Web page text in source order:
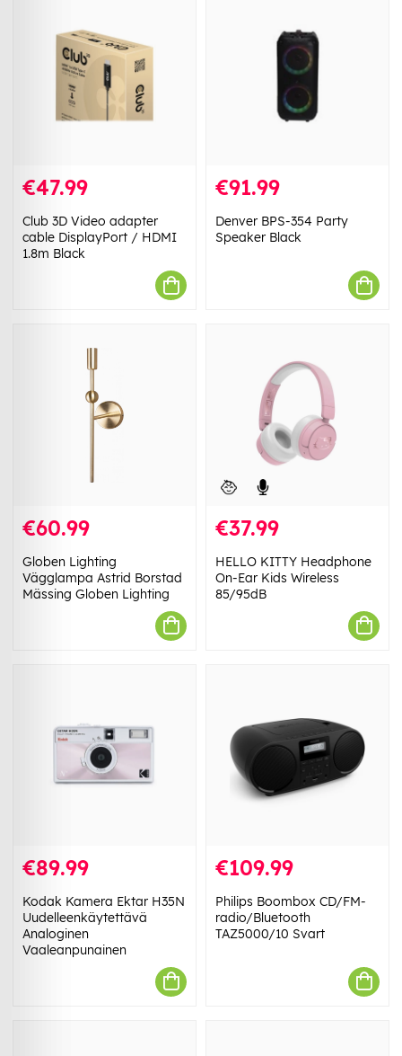
€47.99
Club 3D Video adapter
cable DisplayPort / HDMI
1.8m Black
€91.99
Denver BPS-354 Party
Speaker Black
€60.99
Globen Lighting
Vägglampa Astrid Borstad
Mässing Globen Lighting
€37.99
HELLO KITTY Headphone
On-Ear Kids Wireless
85/95dB
€89.99
Kodak Kamera Ektar H35N
Uudelleenkäytettävä
Analoginen
Vaaleanpunainen
€109.99
Philips Boombox CD/FM-
radio/Bluetooth
TAZ5000/10 Svart